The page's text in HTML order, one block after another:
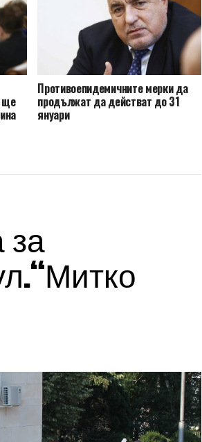
ще
Противоепидемичните мерки да
продължат да действат до 31
януари
за